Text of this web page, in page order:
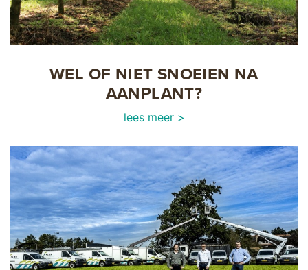
WEL OF NIET SNOEIEN NA
AANPLANT?
lees meer >